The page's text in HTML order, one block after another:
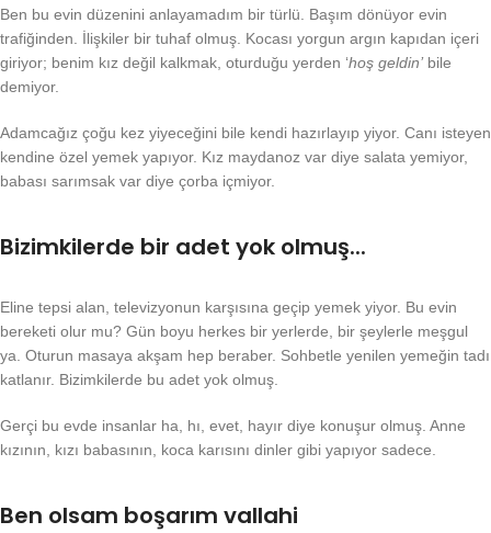
Ben bu evin düzenini anlayamadım bir türlü. Başım dönüyor evin
trafiğinden. İlişkiler bir tuhaf olmuş. Kocası yorgun argın kapıdan içeri
giriyor; benim kız değil kalkmak, oturduğu yerden ‘hoş geldin’bile
demiyor.
Adamcağız çoğu kez yiyeceğini bile kendi hazırlayıp yiyor. Canı isteyen
kendine özel yemek yapıyor. Kız maydanoz var diye salata yemiyor,
babası sarımsak var diye çorba içmiyor.
Bizimkilerde bir adet yok olmuş...
Eline tepsi alan, televizyonun karşısına geçip yemek yiyor. Bu evin
bereketi olur mu? Gün boyu herkes bir yerlerde, bir şeylerle meşgul
ya. Oturun masaya akşam hep beraber. Sohbetle yenilen yemeğin tadı
katlanır. Bizimkilerde bu adet yok olmuş.
Gerçi bu evde insanlar ha, hı, evet, hayır diye konuşur olmuş. Anne
kızının, kızı babasının, koca karısını dinler gibi yapıyor sadece.
Ben olsam boşarım vallahi